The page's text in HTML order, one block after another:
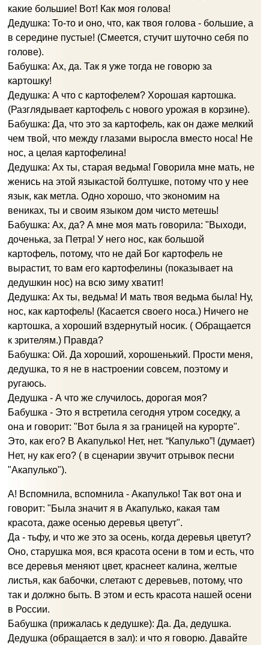
какие большие! Вот! Как моя голова!
Дедушка: То-то и оно, что, как твоя голова - большие, а
в середине пустые! (Смеется, стучит шуточно себя по
голове).
Бабушка: Ах, да. Так я уже тогда не говорю за
картошку!
Дедушка: А что с картофелем? Хорошая картошка.
(Разглядывает картофель с нового урожая в корзине).
Бабушка: Да, что это за картофель, как он даже мелкий
чем твой, что между глазами выросла вместо носа! Не
нос, а целая картофелина!
Дедушка: Ах ты, старая ведьма! Говорила мне мать, не
женись на этой языкастой болтушке, потому что у нее
язык, как метла. Одно хорошо, что экономим на
вениках, ты и своим языком дом чисто метешь!
Бабушка: Ах, да? А мне моя мать говорила: "Выходи,
доченька, за Петра! У него нос, как большой
картофель, потому, что не дай Бог картофель не
вырастит, то вам его картофелины (показывает на
дедушкин нос) на всю зиму хватит!
Дедушка: Ах ты, ведьма! И мать твоя ведьма была! Ну,
нос, как картофель! (Касается своего носа.) Ничего не
картошка, а хороший вздернутый носик. ( Обращается
к зрителям.) Правда?
Бабушка: Ой. Да хороший, хорошенький. Прости меня,
дедушка, то я не в настроении совсем, поэтому и
ругаюсь.
Дедушка - А что же случилось, дорогая моя?
Бабушка - Это я встретила сегодня утром соседку, а
она и говорит: "Вот была я за границей на курорте".
Это, как его? В Акапулько! Нет, нет. “Капулько”! (думает)
Нет, ну как его? ( в сценарии звучит отрывок песни
"Акапулько").
А! Вспомнила, вспомнила - Акапулько! Так вот она и
говорит: "Была значит я в Акапулько, какая там
красота, даже осенью деревья цветут".
Да - тьфу, и что же это за осень, когда деревья цветут?
Оно, старушка моя, вся красота осени в том и есть, что
все деревья меняют цвет, краснеет калина, желтые
листья, как бабочки, слетают с деревьев, потому, что
так и должно быть. В этом и есть красота нашей осени
в России.
Бабушка (прижалась к дедушке): Да. Да, дедушка.
Дедушка (обращается в зал): и что я говорю. Давайте